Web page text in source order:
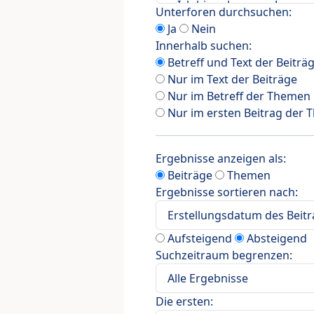
Unterforen durchsuchen:
Ja
Nein
Innerhalb suchen:
Betreff und Text der
Nur im Text der Beiträge
Nur im Betreff der Themen
Nur im ersten Beitrag der
Ergebnisse anzeigen als:
Beiträge
Themen
Ergebnisse sortieren nach:
Aufsteigend
Absteigend
Suchzeitraum begrenzen:
Die ersten: